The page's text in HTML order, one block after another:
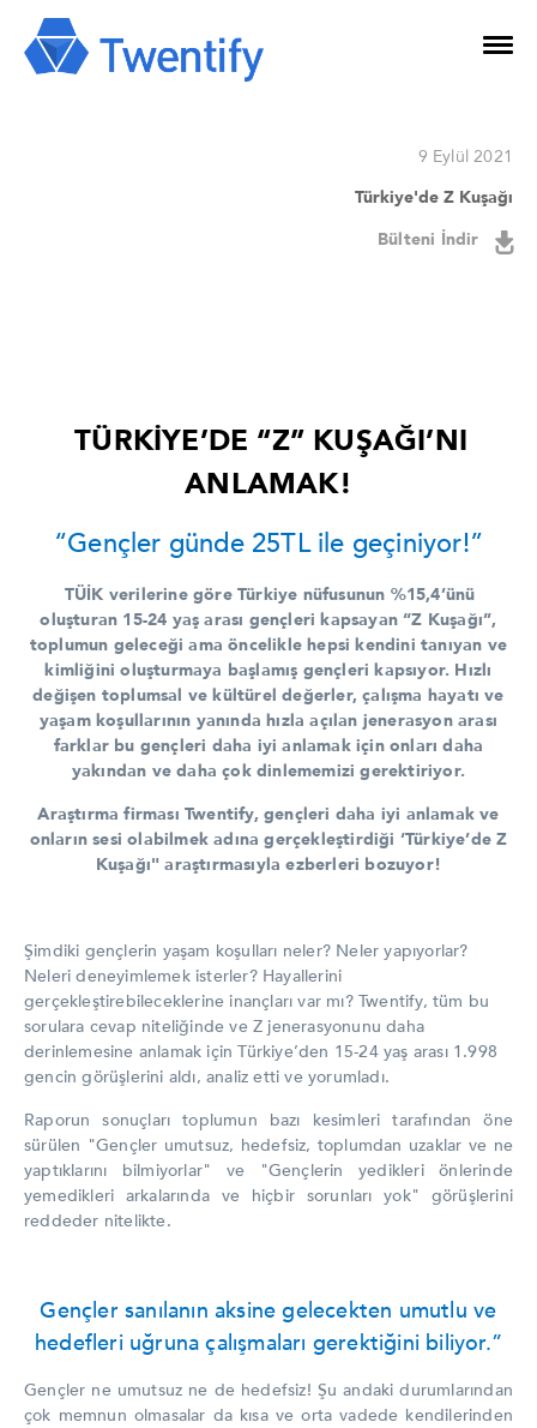
9 Eylül 2021
Türkiye'de Z Kuşağı
Bülteni İndir
TÜRKİYE’DE “Z” KUŞAĞI’NI
ANLAMAK!
“Gençler günde 25TL ile geçiniyor!”
TÜİK verilerine göre Türkiye nüfusunun %15,4’ünü
oluşturan 15-24 yaş arası gençleri kapsayan “Z Kuşağı”,
toplumun geleceği ama öncelikle hepsi kendini tanıyan ve
kimliğini oluşturmaya başlamış gençleri kapsıyor. Hızlı
değişen toplumsal ve kültürel değerler, çalışma hayatı ve
yaşam koşullarının yanında hızla açılan jenerasyon arası
farklar bu gençleri daha iyi anlamak için onları daha
yakından ve daha çok dinlememizi gerektiriyor.
Araştırma firması Twentify, gençleri daha iyi anlamak ve
onların sesi olabilmek adına gerçekleştirdiği ‘Türkiye’de Z
Kuşağı" araştırmasıyla ezberleri bozuyor!
Şimdiki gençlerin yaşam koşulları neler? Neler yapıyorlar?
Neleri deneyimlemek isterler? Hayallerini
gerçekleştirebileceklerine inançları var mı? Twentify, tüm bu
sorulara cevap niteliğinde ve Z jenerasyonunu daha
derinlemesine anlamak için Türkiye’den 15-24 yaş arası 1.998
gencin görüşlerini aldı, analiz etti ve yorumladı.
Raporun sonuçları toplumun bazı kesimleri tarafından öne
sürülen "Gençler umutsuz, hedefsiz, toplumdan uzaklar ve ne
yaptıklarını bilmiyorlar" ve "Gençlerin yedikleri önlerinde
yemedikleri arkalarında ve hiçbir sorunları yok" görüşlerini
reddeder nitelikte.
Gençler sanılanın aksine gelecekten umutlu ve
hedefleri uğruna çalışmaları gerektiğini biliyor.”
Gençler ne umutsuz ne de hedefsiz! Şu andaki durumlarından
çok memnun olmasalar da kısa ve orta vadede kendilerinden